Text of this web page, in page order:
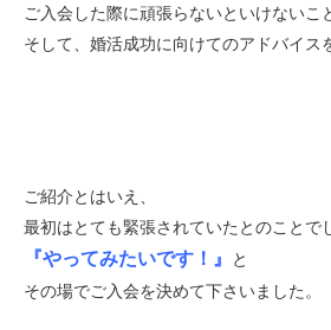
ご入会した際に頑張らないといけないこ
そして、婚活成功に向けてのアドバイス
ご紹介とはいえ、
最初はとても緊張されていたとのことで
『やってみたいです！』
と
その場でご入会を決めて下さいました。